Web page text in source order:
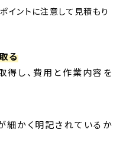
イントに注意して見積もり
る
得し、費用と作業内容を
細かく明記されているか